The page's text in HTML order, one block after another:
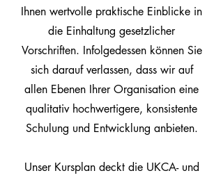
Ihnen wertvolle praktische Einblicke in
die Einhaltung gesetzlicher
Vorschriften. Infolgedessen können Sie
sich darauf verlassen, dass wir auf
allen Ebenen Ihrer Organisation eine
qualitativ hochwertigere, konsistente
Schulung und Entwicklung anbieten.
Unser Kursplan deckt die UKCA- und